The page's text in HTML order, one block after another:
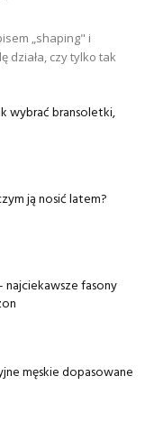
„shaping" i
działa, czy tylko tak
wybrać bransoletki,
ją nosić latem?
fasony
męskie dopasowane